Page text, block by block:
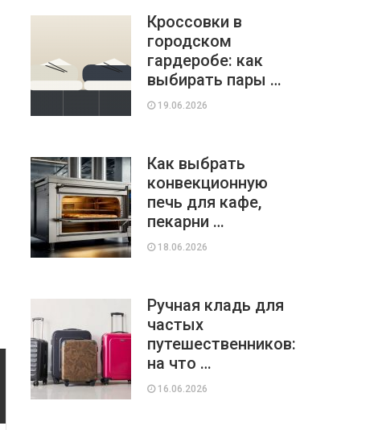
Кроссовки в
городском
гардеробе: как
выбирать пары …
19.06.2026
Как выбрать
конвекционную
печь для кафе,
пекарни …
18.06.2026
Ручная кладь для
частых
путешественников:
на что …
16.06.2026